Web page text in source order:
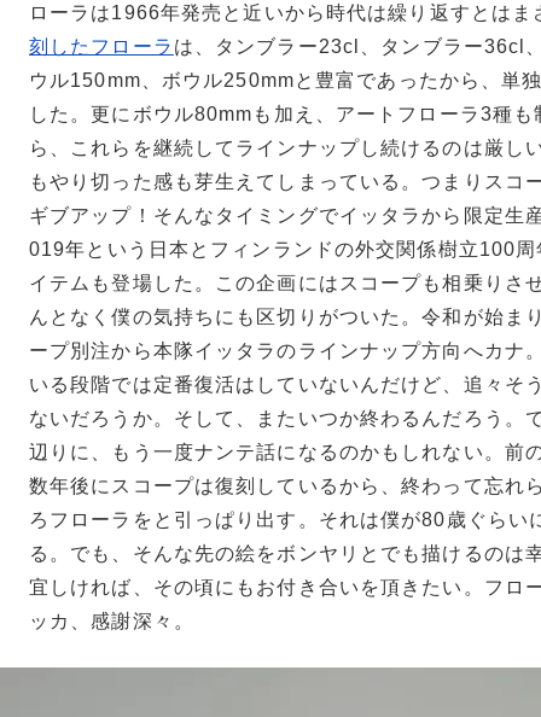
ローラは1966年発売と近いから時代は繰り返すとはま
刻したフローラ は、タンブラー23cl、タンブラー36cl
ウル150mm、ボウル250mmと豊富であったから、単
した。更にボウル80mmも加え、アートフローラ3種
ら、これらを継続してラインナップし続けるのは厳し
もやり切った感も芽生えてしまっている。つまりスコ
ギブアップ！そんなタイミングでイッタラから限定生
019年という日本とフィンランドの外交関係樹立100
イテムも登場した。この企画にはスコープも相乗りさ
んとなく僕の気持ちにも区切りがついた。令和が始ま
ープ別注から本隊イッタラのラインナップ方向へカナ
いる段階では定番復活はしていないんだけど、追々そ
ないだろうか。そして、またいつか終わるんだろう。
辺りに、もう一度ナンテ話になるのかもしれない。前
数年後にスコープは復刻しているから、終わって忘れ
ろフローラをと引っぱり出す。それは僕が80歳ぐらい
る。でも、そんな先の絵をボンヤリとでも描けるのは
宜しければ、その頃にもお付き合いを頂きたい。フロ
ッカ、感謝深々。